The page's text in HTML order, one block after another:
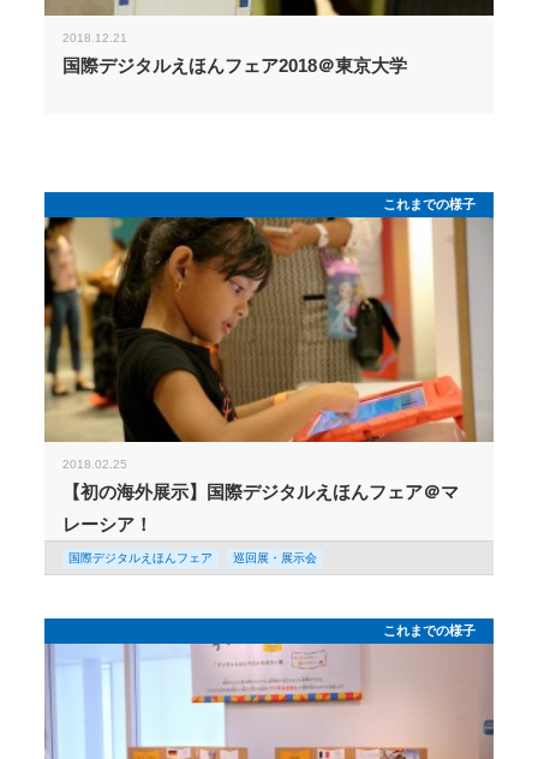
2018.12.21
国際デジタルえほんフェア2018＠東京大学
これまでの様子
2018.02.25
【初の海外展示】国際デジタルえほんフェア＠マ
レーシア！
国際デジタルえほんフェア 巡回展・展示会
これまでの様子